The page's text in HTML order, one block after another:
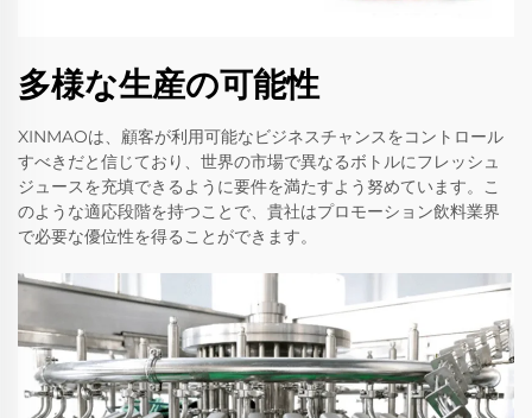
多様な生産の可能性
XINMAOは、顧客が利用可能なビジネスチャンスをコントロール
すべきだと信じており、世界の市場で異なるボトルにフレッシュ
ジュースを充填できるように要件を満たすよう努めています。こ
のような適応段階を持つことで、貴社はプロモーション飲料業界
で必要な優位性を得ることができます。